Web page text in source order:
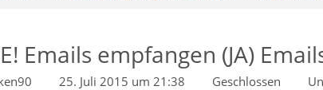
Emails empfangen (JA)
25. Juli 2015 um 21:38 Geschlossen